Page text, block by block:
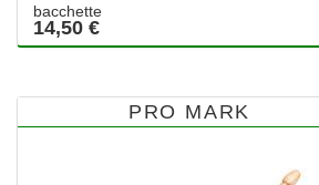
bacchette
14,50 €
PRO MARK